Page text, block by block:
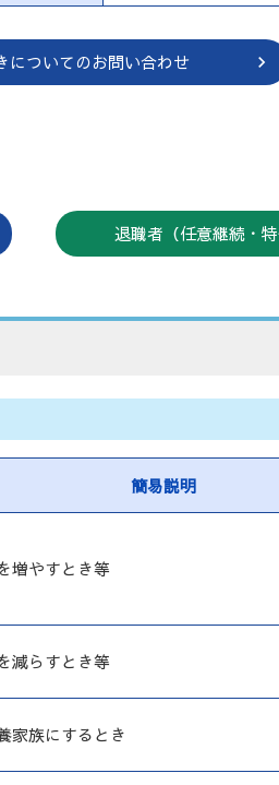
についてのお問い合わせ
退職者（任意継続・
簡易説明
増やすとき等
減らすとき等
家族にするとき